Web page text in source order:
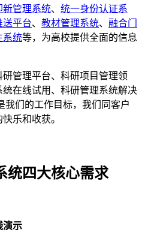
新管理系统、 统一身份认证系
送平台、 教材管理系统、 融合门
系统等，为高校提供全面的信息
管理平台、科研项目管理领
在线试用、科研管理系统解决
我们的工作目标，我们同客户
乐和收获。
统四大核心需求
演示